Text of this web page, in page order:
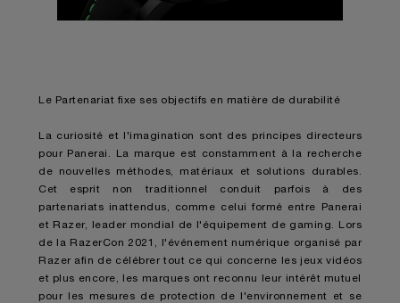
Le Partenariat fixe ses objectifs en matière de durabilité
La curiosité et l'imagination sont des principes directeurs
pour Panerai. La marque est constamment à la recherche
de nouvelles méthodes, matériaux et solutions durables.
Cet esprit non traditionnel conduit parfois à des
partenariats inattendus, comme celui formé entre Panerai
et Razer, leader mondial de l'équipement de gaming. Lors
de la RazerCon 2021, l'événement numérique organisé par
Razer afin de célébrer tout ce qui concerne les jeux vidéos
et plus encore, les marques ont reconnu leur intérêt mutuel
pour les mesures de protection de l'environnement et se